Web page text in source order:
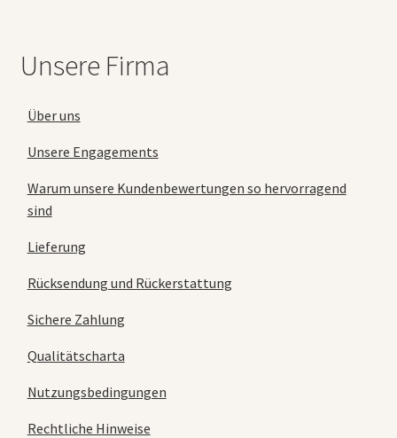
Unsere Firma
Über uns
Unsere Engagements
Warum unsere Kundenbewertungen so hervorragend
sind
Lieferung
Rücksendung und Rückerstattung
Sichere Zahlung
Qualitätscharta
Nutzungsbedingungen
Rechtliche Hinweise